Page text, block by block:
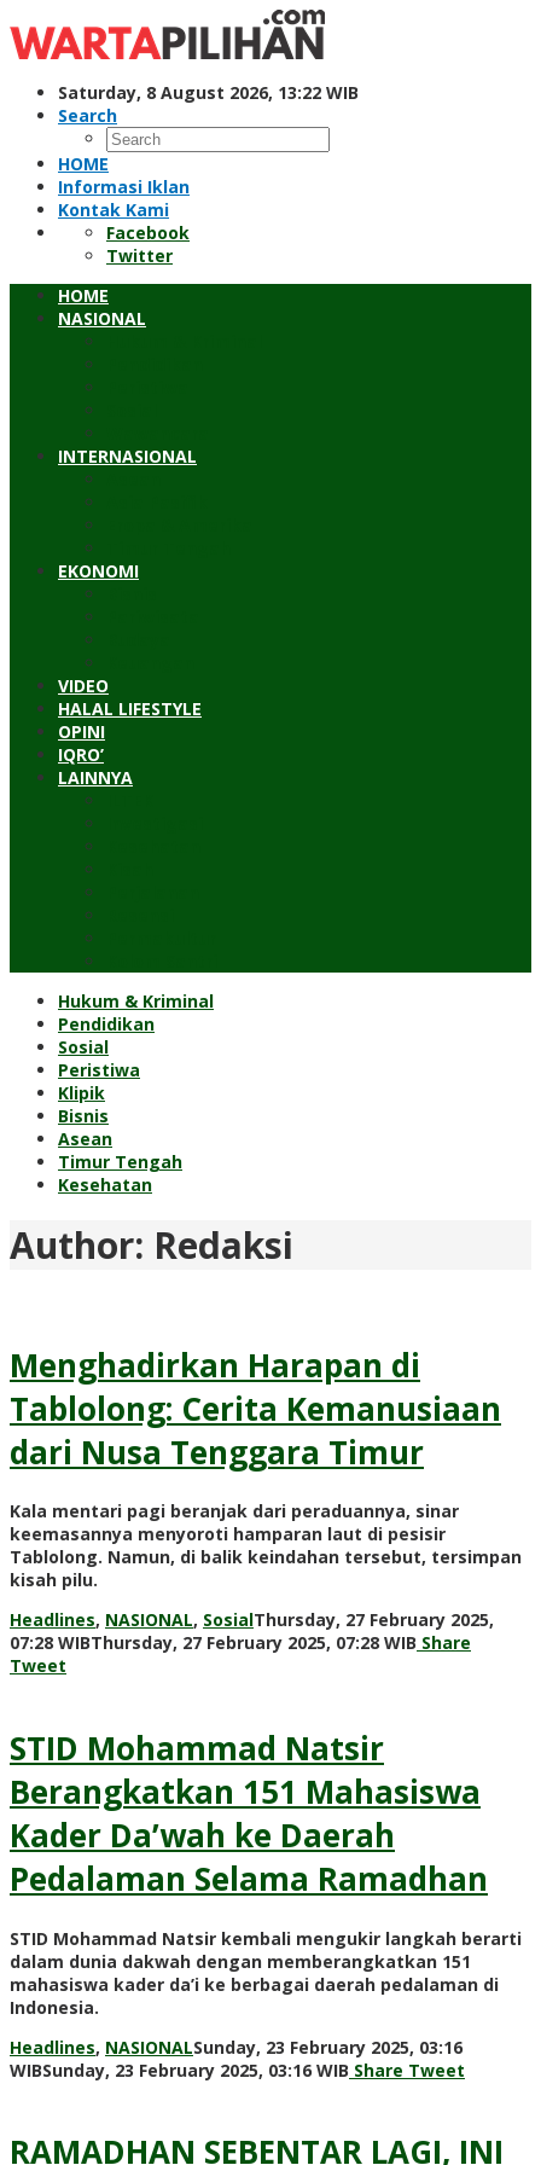
to
content
Saturday, 8 August 2026, 13:22 WIB
Search
HOME
Informasi Iklan
Kontak Kami
Facebook
Twitter
HOME
NASIONAL
INTERNASIONAL
EKONOMI
VIDEO
HALAL LIFESTYLE
OPINI
IQRO’
LAINNYA
Hukum & Kriminal
Pendidikan
Sosial
Peristiwa
Klipik
Bisnis
Asean
Timur Tengah
Kesehatan
Author: Redaksi
Menghadirkan Harapan di
Tablolong: Cerita Kemanusiaan
dari Nusa Tenggara Timur
Kala mentari pagi beranjak dari peraduannya, sinar
keemasannya menyoroti hamparan laut di pesisir
Tablolong. Namun, di balik keindahan tersebut, tersimpan
kisah pilu.
Headlines, NASIONAL, SosialThursday, 27 February 2025,
07:28 WIBThursday, 27 February 2025, 07:28 WIB by
Share
Tweet
STID Mohammad Natsir
Berangkatkan 151 Mahasiswa
Kader Da’wah ke Daerah
Pedalaman Selama Ramadhan
STID Mohammad Natsir kembali mengukir langkah berarti
dalam dunia dakwah dengan memberangkatkan 151
mahasiswa kader da’i ke berbagai daerah pedalaman di
Indonesia.
Headlines, NASIONALSunday, 23 February 2025, 03:16
WIBSunday, 23 February 2025, 03:16 WIB by
Share Tweet
RAMADHAN SEBENTAR LAGI, INI